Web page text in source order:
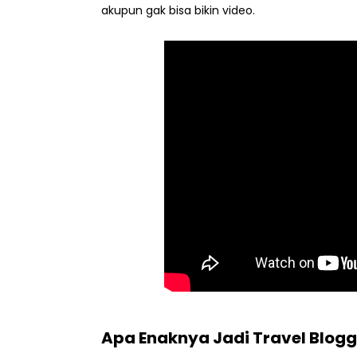
akupun gak bisa bikin video.
Apa Enaknya Jadi Travel